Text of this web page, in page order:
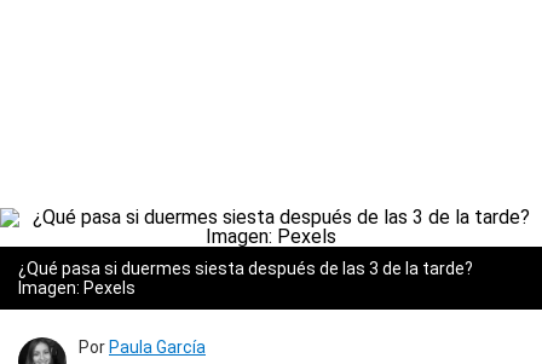
¿Qué pasa si duermes siesta después de las 3 de la tarde?
Imagen: Pexels
Por Paula García